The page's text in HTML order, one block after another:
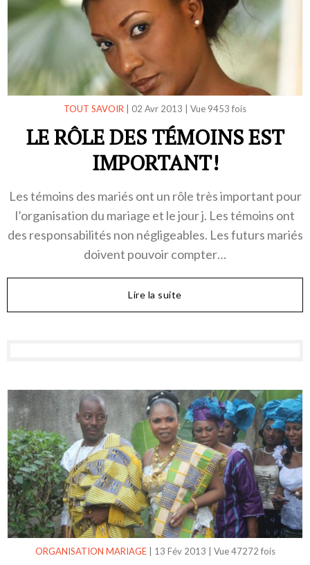
TOUT SAVOIR | 02 Avr 2013 | Vue 9453 fois
LE RÔLE DES TÉMOINS EST
IMPORTANT!
Les témoins des mariés ont un rôle très important pour
l’organisation du mariage et le jour j. Les témoins ont
des responsabilités non négligeables. Les futurs mariés
doivent pouvoir compter…
Lire la suite
ORGANISATION MARIAGE| 13 Fév 2013 Vue 47272 fois